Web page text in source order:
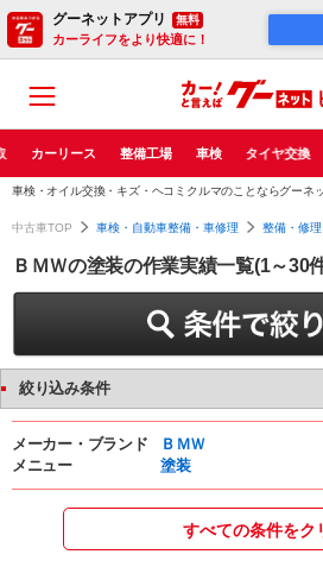
グーネットアプリ 無料
カーライフをより快適に！
カーリース 整備工場 車検 タイヤ交換
車検・オイル交換・キズ・ヘコミクルマのことならグーネ
中古車TOP 車検・自動車整備・車修理 整備・修
ＢＭＷの塗装の作業実績一覧(1～30
絞り込み条件
メーカー・ブランド
ＢＭＷ
メニュー
塗装